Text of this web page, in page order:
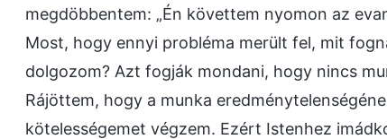
megdöbbentem: „Én követtem nyomon az
Most, hogy ennyi probléma merült fel, mit
dolgozom? Azt fogják mondani, hogy nincs
Rájöttem, hogy a munka
kötelességemet végzem. Ezért Istenhez